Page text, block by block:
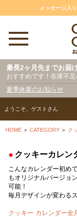
メッセージ入
最長2ヶ月先までお届
おすすめです！在庫不
夏季休業のお知らせ
ようこそ、ゲストさん
HOME ＞CATEGORY ＞ ク
● クッキーカレン
こんなカレンダー初め
もオリジナルバージョ
可能！
毎月デザインが変わる
クッキー カレンダー全